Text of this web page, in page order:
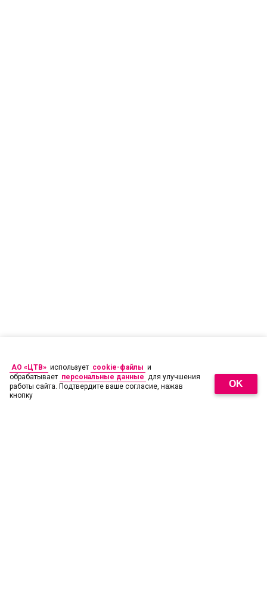
АО «ЦТВ» использует cookie-файлы и
обрабатывает персональные данные для улучшения
работы сайта. Подтвердите ваше согласие, нажав
кнопку
OK